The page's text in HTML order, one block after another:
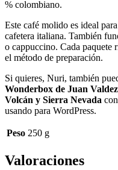
% colombiano.
Este café molido es ideal
cafetera italiana. También
o cappuccino. Cada paquete
el método de preparación.
Si quieres, Nuri, también
Wonderbox de Juan
Volcán y Sierra Nevada
usando para WordPress.
Peso 250 g
Valoraciones